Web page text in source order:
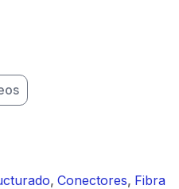
, Conectores, Fibra